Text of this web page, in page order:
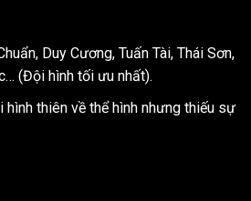
Duy Cương, Tuấn Tài, Thái Sơn,
(Đội hình tối ưu nhất).
thiên về thể hình nhưng thiếu sự